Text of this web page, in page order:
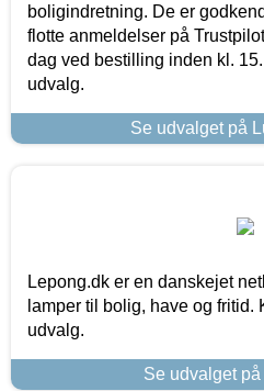
boligindretning. De er
flotte anmeldelser på
dag ved bestilling inden kl.
udvalg.
Se udvalget på
Lepong.dk er en danskejet
lamper til bolig, have og fritid.
udvalg.
Se udvalget